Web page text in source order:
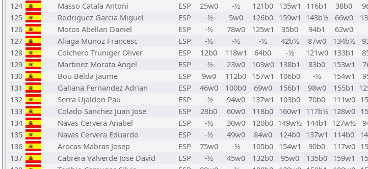
124
Masso Catala Antoni ESP 25w0 -½ 121b0 135w1 116b1 38b0
125
Rodriguez Garcia Miguel ESP -½ 5w0 126b0 159w1 143b½ 66w0
126
Motos Abellan Daniel ESP -½ 78w0 125w1 35b0 94b1 62w0
127
Aliaga Munoz Francesc ESP -½ -½ -½ 42b½ 87w0 134b½
128
Colchero Truniger Oliver ESP 12b0 118w1 64b0 -½ 121w0 133b1
129
Martinez Morata Angel ESP -½ 23w0 103w0 138b1 83b0 153w1
130
Bou Belda Jaume ESP 9w0 112b0 157w1 106b0 -½ 154w1
131
Galiana Fernandez Adrian ESP 46w0 100b0 69w0 156b1 98w0 155b1
132
Serra Ujaldon Pau ESP -½ 94w0 137w1 103b0 70b0 111w0
133
Colado Sanchez Juan Jose ESP 28b0 60w0 118b0 160w1 117b½ 128w0
134
Navas Cervera Anabel ESP -½ 30w0 120b0 149w½ 144b1 127w½
135
Navas Cervera Eduardo ESP -½ 49w0 84w0 124b0 137w1 114b0
136
Arocas Mabras Josep ESP 75w0 -½ 105b0 154w1 90b0 117w0
137
Cabrera Valverde Jose David ESP -½ 45w0 132b0 95w0 135b0 159w1